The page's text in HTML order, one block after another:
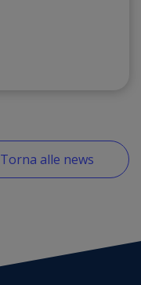
Torna alle news